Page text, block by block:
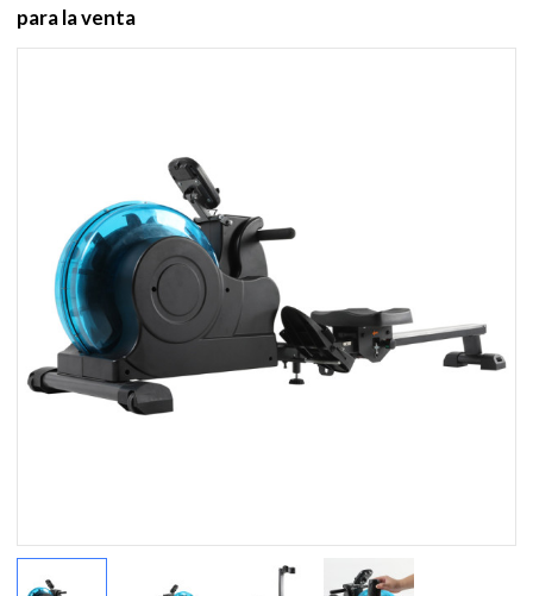
para la venta